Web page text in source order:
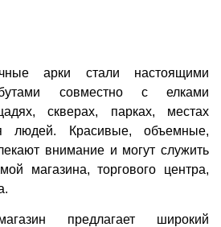
арки стали настоящими
совместно с елками
скверах, парках, местах
людей. Красивые, объемные,
внимание и могут служить
магазина, торгового центра,
предлагает широкий